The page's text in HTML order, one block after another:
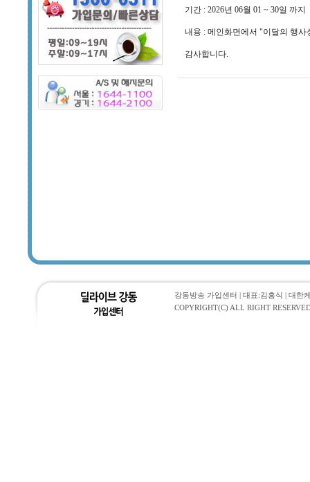
기간 : 2026년 06월 01 ~ 30일 까지
내용 : 메인화면에서 "이달의 행사
감사합니다.
강동방송 가입센터 | 대표:김흥식 | 대한
COPYRIGHT(C) ALL RIGHT